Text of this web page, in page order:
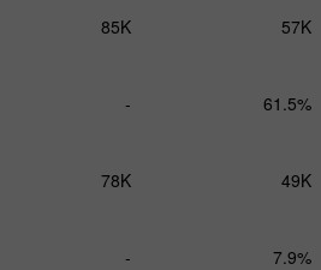
85K 57K
- 61.5%
78K 49K
- 7.9%